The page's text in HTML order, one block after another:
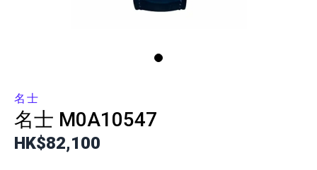
名士
名士 M0A10547
HK$82,100